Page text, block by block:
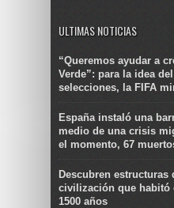
ULTIMAS NOTICIAS
“Queremos ayudar a
Verde”: para la idea
selecciones, la FIFA
España instaló una
medio de una crisis
el momento, 67
Descubren estructuras
civilización que habitó
1500 años